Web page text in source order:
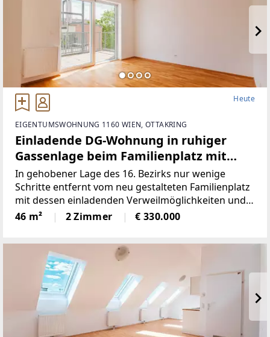
Heute
EIGENTUMSWOHNUNG 1160 WIEN, OTTAKRING
Einladende DG-Wohnung in ruhiger
Gassenlage beim Familienplatz mit
großer Terrasse! 2014/2015 erbaut!
In gehobener Lage des 16. Bezirks nur wenige
Schritte entfernt vom neu gestalteten Familienplatz
mit dessen einladenden Verweilmöglichkeiten und
der neugotischen Kirche befindet sich dieses
gepflegte Wohngebäude in einer
46 m² 2 Zimmer € 330.000